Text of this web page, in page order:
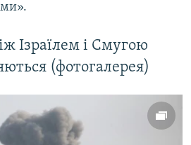
Ізраїлем і Смугою
(фотогалерея)